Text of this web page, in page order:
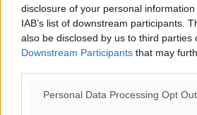
disclosure of your personal
IAB’s list of downstream participants.
also be disclosed by us to third parties
Downstream Participants that may
Personal Data Processing Opt
ΤΟΠΙΚΈΣ ΕΙΔΉΣΕΙΣ
Συνελήφθησαν δύο
καπνικών προϊόντων στη
πακέτα χωρίς ειδική ταινία